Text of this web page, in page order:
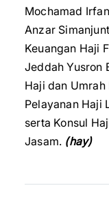
Mochamad
Anzar
Keuangan Haji
Jeddah Yusron
Haji dan
Pelayanan Haji
serta Konsul
Jasam. (hay)